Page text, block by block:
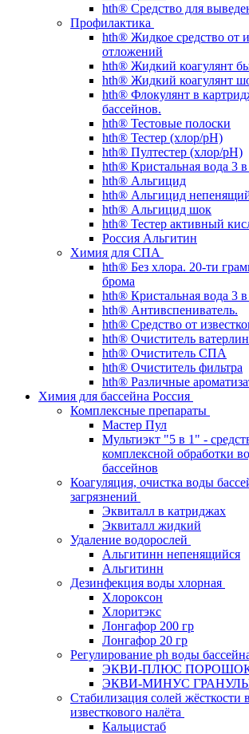
hth® Средство для
Профилактика
hth® Жидкое средство от
отложений
hth® Жидкий коагулянт
hth® Жидкий коагулянт
hth® Флокулянт в
бассейнов.
hth® Тестовые полоски
hth® Тестер (хлор/pH)
hth® Пултестер (хлор/pH)
hth® Кристальная вода 3 в
hth® Альгицид
hth® Альгицид
hth® Альгицид шок
hth® Тестер активный
Россия Альгитин
Химия для СПА
hth® Без хлора. 20-ти
брома
hth® Кристальная вода 3 в
hth® Антивспениватель.
hth® Средство от
hth® Очиститель
hth® Очиститель СПА
hth® Очиститель фильтра
hth® Различные
Химия для бассейна Россия
Комплексные препараты
Мастер Пул
Мультиэкт "5 в 1" -
комплексной обработки
бассейнов
Коагуляция, очистка воды
загрязнений
Эквиталл в катриджах
Эквиталл жидкий
Удаление водорослей
Альгитинн непенящийся
Альгитинн
Дезинфекция воды хлорная
Хлороксон
Хлоритэкс
Лонгафор 200 гр
Лонгафор 20 гр
Регулирование ph воды
ЭКВИ-ПЛЮС
ЭКВИ-МИНУС
Стабилизация солей жёсткости
известкового налёта
Кальцистаб